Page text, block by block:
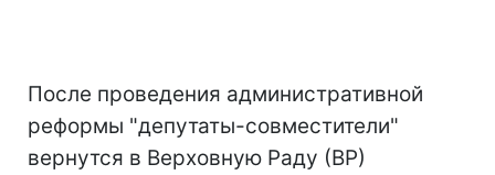
После проведения административной
реформы "депутаты-совместители"
вернутся в Верховную Раду (ВР)